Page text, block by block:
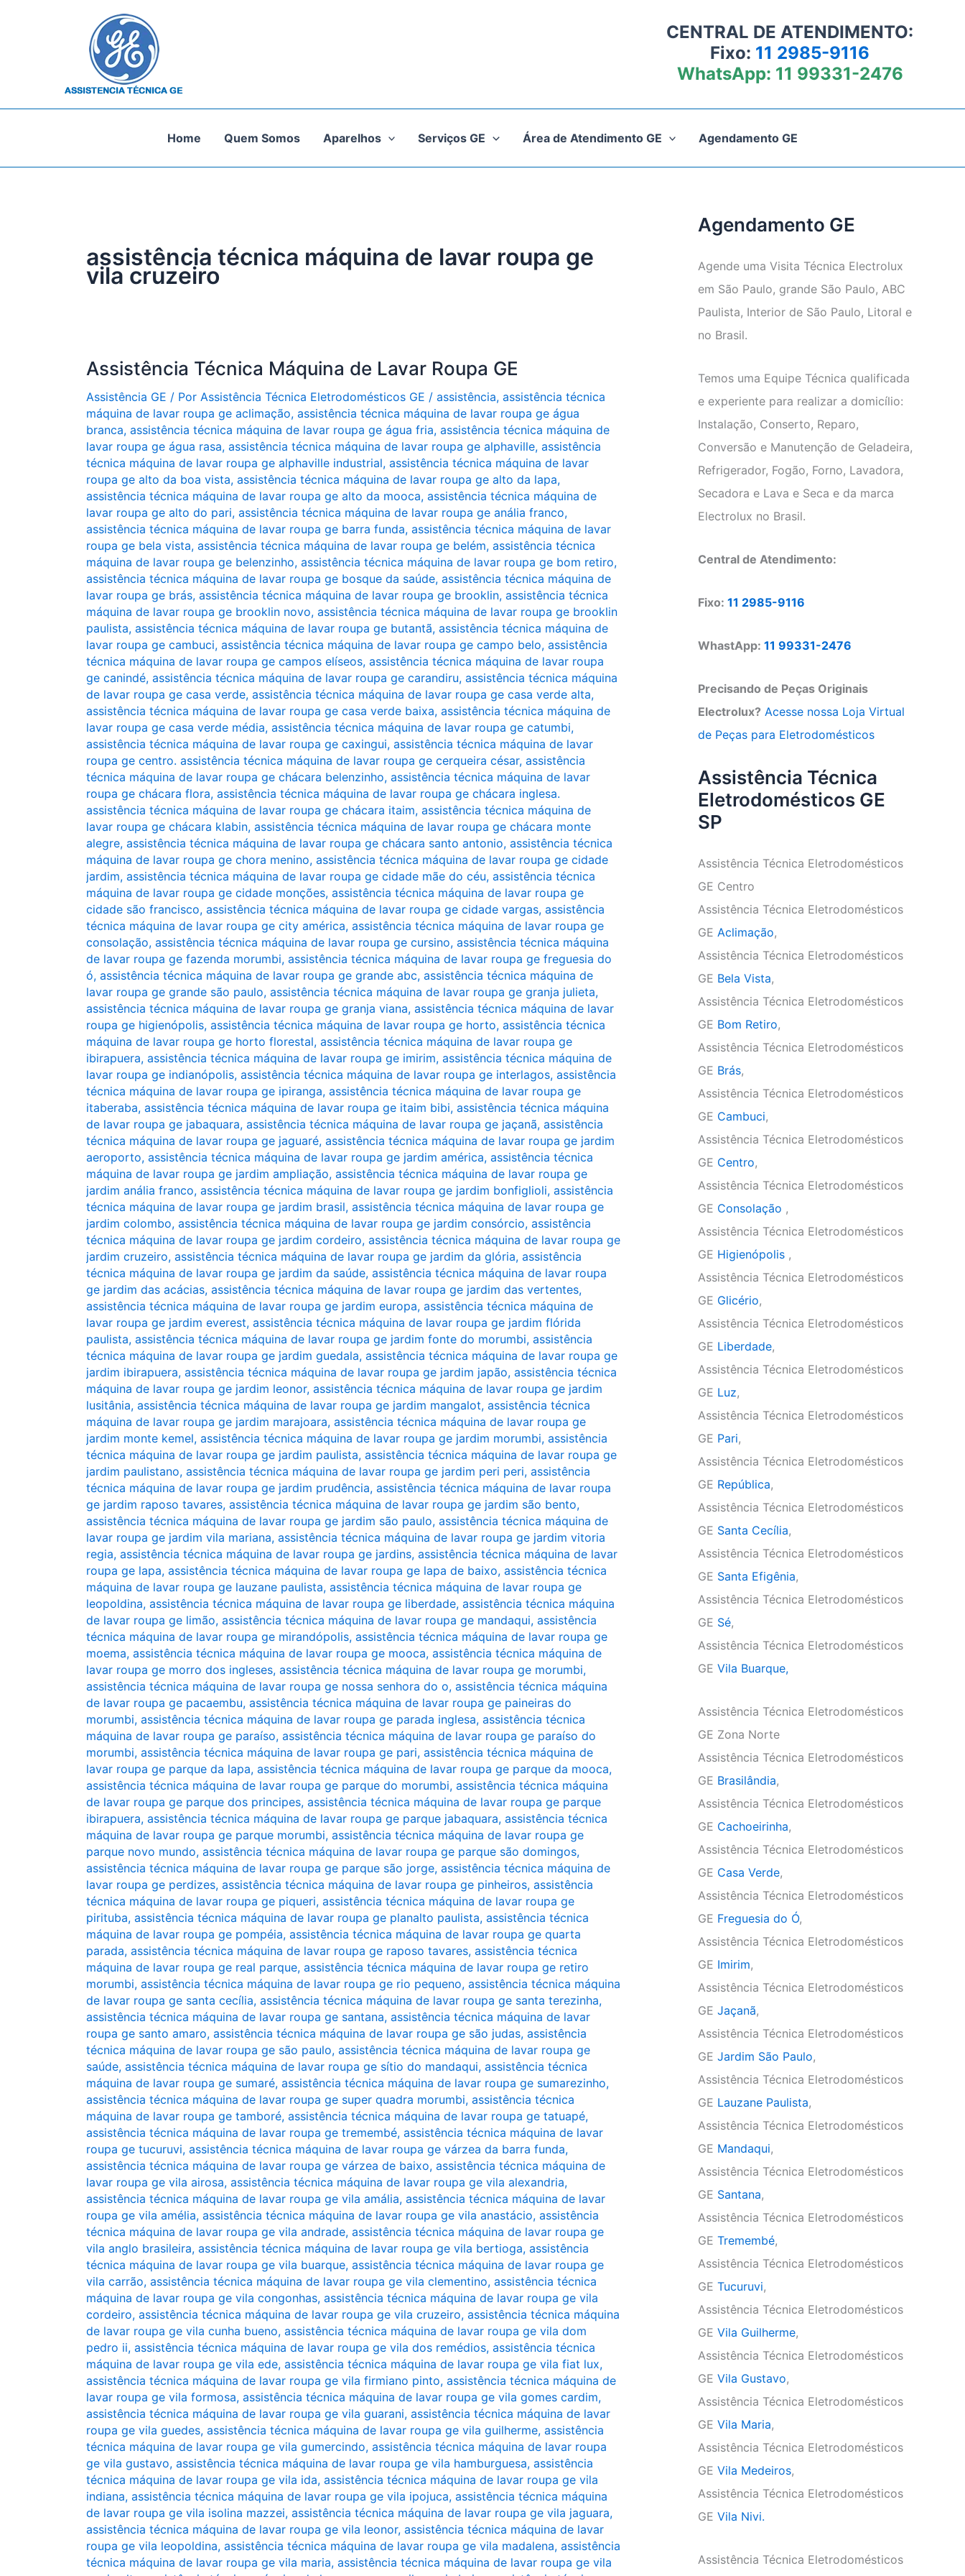
CENTRAL DE ATENDIMENTO:
Fixo: 11 2985-9116
WhatsApp: 11 99331-2476
Home Quem Somos Aparelhos Serviços GE Área de Atendimento GE Agendamento GE
assistência técnica máquina de lavar roupa ge
vila cruzeiro
Assistência Técnica Máquina de Lavar Roupa GE
Assistência GE / Por Assistência Técnica Eletrodomésticos GE / assistência, assistência técnica
máquina de lavar roupa ge aclimação, assistência técnica máquina de lavar roupa ge água
branca, assistência técnica máquina de lavar roupa ge água fria, assistência técnica máquina de
lavar roupa ge água rasa, assistência técnica máquina de lavar roupa ge alphaville, assistência
técnica máquina de lavar roupa ge alphaville industrial, assistência técnica máquina de lavar
roupa ge alto da boa vista, assistência técnica máquina de lavar roupa ge alto da lapa,
assistência técnica máquina de lavar roupa ge alto da mooca, assistência técnica máquina de
lavar roupa ge alto do pari, assistência técnica máquina de lavar roupa ge anália franco,
assistência técnica máquina de lavar roupa ge barra funda, assistência técnica máquina de lavar
roupa ge bela vista, assistência técnica máquina de lavar roupa ge belém, assistência técnica
máquina de lavar roupa ge belenzinho, assistência técnica máquina de lavar roupa ge bom retiro,
assistência técnica máquina de lavar roupa ge bosque da saúde, assistência técnica máquina de
lavar roupa ge brás, assistência técnica máquina de lavar roupa ge brooklin, assistência técnica
máquina de lavar roupa ge brooklin novo, assistência técnica máquina de lavar roupa ge brooklin
paulista, assistência técnica máquina de lavar roupa ge butantã, assistência técnica máquina de
lavar roupa ge cambuci, assistência técnica máquina de lavar roupa ge campo belo, assistência
técnica máquina de lavar roupa ge campos elíseos, assistência técnica máquina de lavar roupa
ge canindé, assistência técnica máquina de lavar roupa ge carandiru, assistência técnica máquina
de lavar roupa ge casa verde, assistência técnica máquina de lavar roupa ge casa verde alta,
assistência técnica máquina de lavar roupa ge casa verde baixa, assistência técnica máquina de
lavar roupa ge casa verde média, assistência técnica máquina de lavar roupa ge catumbi,
assistência técnica máquina de lavar roupa ge caxingui, assistência técnica máquina de lavar
roupa ge centro. assistência técnica máquina de lavar roupa ge cerqueira césar, assistência
técnica máquina de lavar roupa ge chácara belenzinho, assistência técnica máquina de lavar
roupa ge chácara flora, assistência técnica máquina de lavar roupa ge chácara inglesa.
assistência técnica máquina de lavar roupa ge chácara itaim, assistência técnica máquina de
lavar roupa ge chácara klabin, assistência técnica máquina de lavar roupa ge chácara monte
alegre, assistência técnica máquina de lavar roupa ge chácara santo antonio, assistência técnica
máquina de lavar roupa ge chora menino, assistência técnica máquina de lavar roupa ge cidade
jardim, assistência técnica máquina de lavar roupa ge cidade mãe do céu, assistência técnica
máquina de lavar roupa ge cidade monções, assistência técnica máquina de lavar roupa ge
cidade são francisco, assistência técnica máquina de lavar roupa ge cidade vargas, assistência
técnica máquina de lavar roupa ge city américa, assistência técnica máquina de lavar roupa ge
consolação, assistência técnica máquina de lavar roupa ge cursino, assistência técnica máquina
de lavar roupa ge fazenda morumbi, assistência técnica máquina de lavar roupa ge freguesia do
ó, assistência técnica máquina de lavar roupa ge grande abc, assistência técnica máquina de
lavar roupa ge grande são paulo, assistência técnica máquina de lavar roupa ge granja julieta,
assistência técnica máquina de lavar roupa ge granja viana, assistência técnica máquina de lavar
roupa ge higienópolis, assistência técnica máquina de lavar roupa ge horto, assistência técnica
máquina de lavar roupa ge horto florestal, assistência técnica máquina de lavar roupa ge
ibirapuera, assistência técnica máquina de lavar roupa ge imirim, assistência técnica máquina de
lavar roupa ge indianópolis, assistência técnica máquina de lavar roupa ge interlagos, assistência
técnica máquina de lavar roupa ge ipiranga, assistência técnica máquina de lavar roupa ge
itaberaba, assistência técnica máquina de lavar roupa ge itaim bibi, assistência técnica máquina
de lavar roupa ge jabaquara, assistência técnica máquina de lavar roupa ge jaçanã, assistência
técnica máquina de lavar roupa ge jaguaré, assistência técnica máquina de lavar roupa ge jardim
aeroporto, assistência técnica máquina de lavar roupa ge jardim américa, assistência técnica
máquina de lavar roupa ge jardim ampliação, assistência técnica máquina de lavar roupa ge
jardim anália franco, assistência técnica máquina de lavar roupa ge jardim bonfiglioli, assistência
técnica máquina de lavar roupa ge jardim brasil, assistência técnica máquina de lavar roupa ge
jardim colombo, assistência técnica máquina de lavar roupa ge jardim consórcio, assistência
técnica máquina de lavar roupa ge jardim cordeiro, assistência técnica máquina de lavar roupa ge
jardim cruzeiro, assistência técnica máquina de lavar roupa ge jardim da glória, assistência
técnica máquina de lavar roupa ge jardim da saúde, assistência técnica máquina de lavar roupa
ge jardim das acácias, assistência técnica máquina de lavar roupa ge jardim das vertentes,
assistência técnica máquina de lavar roupa ge jardim europa, assistência técnica máquina de
lavar roupa ge jardim everest, assistência técnica máquina de lavar roupa ge jardim flórida
paulista, assistência técnica máquina de lavar roupa ge jardim fonte do morumbi, assistência
técnica máquina de lavar roupa ge jardim guedala, assistência técnica máquina de lavar roupa ge
jardim ibirapuera, assistência técnica máquina de lavar roupa ge jardim japão, assistência técnica
máquina de lavar roupa ge jardim leonor, assistência técnica máquina de lavar roupa ge jardim
lusitânia, assistência técnica máquina de lavar roupa ge jardim mangalot, assistência técnica
máquina de lavar roupa ge jardim marajoara, assistência técnica máquina de lavar roupa ge
jardim monte kemel, assistência técnica máquina de lavar roupa ge jardim morumbi, assistência
técnica máquina de lavar roupa ge jardim paulista, assistência técnica máquina de lavar roupa ge
jardim paulistano, assistência técnica máquina de lavar roupa ge jardim peri peri, assistência
técnica máquina de lavar roupa ge jardim prudência, assistência técnica máquina de lavar roupa
ge jardim raposo tavares, assistência técnica máquina de lavar roupa ge jardim são bento,
assistência técnica máquina de lavar roupa ge jardim são paulo, assistência técnica máquina de
lavar roupa ge jardim vila mariana, assistência técnica máquina de lavar roupa ge jardim vitoria
regia, assistência técnica máquina de lavar roupa ge jardins, assistência técnica máquina de lavar
roupa ge lapa, assistência técnica máquina de lavar roupa ge lapa de baixo, assistência técnica
máquina de lavar roupa ge lauzane paulista, assistência técnica máquina de lavar roupa ge
leopoldina, assistência técnica máquina de lavar roupa ge liberdade, assistência técnica máquina
de lavar roupa ge limão, assistência técnica máquina de lavar roupa ge mandaqui, assistência
técnica máquina de lavar roupa ge mirandópolis, assistência técnica máquina de lavar roupa ge
moema, assistência técnica máquina de lavar roupa ge mooca, assistência técnica máquina de
lavar roupa ge morro dos ingleses, assistência técnica máquina de lavar roupa ge morumbi,
assistência técnica máquina de lavar roupa ge nossa senhora do o, assistência técnica máquina
de lavar roupa ge pacaembu, assistência técnica máquina de lavar roupa ge paineiras do
morumbi, assistência técnica máquina de lavar roupa ge parada inglesa, assistência técnica
máquina de lavar roupa ge paraíso, assistência técnica máquina de lavar roupa ge paraíso do
morumbi, assistência técnica máquina de lavar roupa ge pari, assistência técnica máquina de
lavar roupa ge parque da lapa, assistência técnica máquina de lavar roupa ge parque da mooca,
assistência técnica máquina de lavar roupa ge parque do morumbi, assistência técnica máquina
de lavar roupa ge parque dos principes, assistência técnica máquina de lavar roupa ge parque
ibirapuera, assistência técnica máquina de lavar roupa ge parque jabaquara, assistência técnica
máquina de lavar roupa ge parque morumbi, assistência técnica máquina de lavar roupa ge
parque novo mundo, assistência técnica máquina de lavar roupa ge parque são domingos,
assistência técnica máquina de lavar roupa ge parque são jorge, assistência técnica máquina de
lavar roupa ge perdizes, assistência técnica máquina de lavar roupa ge pinheiros, assistência
técnica máquina de lavar roupa ge piqueri, assistência técnica máquina de lavar roupa ge
pirituba, assistência técnica máquina de lavar roupa ge planalto paulista, assistência técnica
máquina de lavar roupa ge pompéia, assistência técnica máquina de lavar roupa ge quarta
parada, assistência técnica máquina de lavar roupa ge raposo tavares, assistência técnica
máquina de lavar roupa ge real parque, assistência técnica máquina de lavar roupa ge retiro
morumbi, assistência técnica máquina de lavar roupa ge rio pequeno, assistência técnica máquina
de lavar roupa ge santa cecília, assistência técnica máquina de lavar roupa ge santa terezinha,
assistência técnica máquina de lavar roupa ge santana, assistência técnica máquina de lavar
roupa ge santo amaro, assistência técnica máquina de lavar roupa ge são judas, assistência
técnica máquina de lavar roupa ge são paulo, assistência técnica máquina de lavar roupa ge
saúde, assistência técnica máquina de lavar roupa ge sítio do mandaqui, assistência técnica
máquina de lavar roupa ge sumaré, assistência técnica máquina de lavar roupa ge sumarezinho,
assistência técnica máquina de lavar roupa ge super quadra morumbi, assistência técnica
máquina de lavar roupa ge tamboré, assistência técnica máquina de lavar roupa ge tatuapé,
assistência técnica máquina de lavar roupa ge tremembé, assistência técnica máquina de lavar
roupa ge tucuruvi, assistência técnica máquina de lavar roupa ge várzea da barra funda,
assistência técnica máquina de lavar roupa ge várzea de baixo, assistência técnica máquina de
lavar roupa ge vila airosa, assistência técnica máquina de lavar roupa ge vila alexandria,
assistência técnica máquina de lavar roupa ge vila amália, assistência técnica máquina de lavar
roupa ge vila amélia, assistência técnica máquina de lavar roupa ge vila anastácio, assistência
técnica máquina de lavar roupa ge vila andrade, assistência técnica máquina de lavar roupa ge
vila anglo brasileira, assistência técnica máquina de lavar roupa ge vila bertioga, assistência
técnica máquina de lavar roupa ge vila buarque, assistência técnica máquina de lavar roupa ge
vila carrão, assistência técnica máquina de lavar roupa ge vila clementino, assistência técnica
máquina de lavar roupa ge vila congonhas, assistência técnica máquina de lavar roupa ge vila
cordeiro, assistência técnica máquina de lavar roupa ge vila cruzeiro, assistência técnica máquina
de lavar roupa ge vila cunha bueno, assistência técnica máquina de lavar roupa ge vila dom
pedro ii, assistência técnica máquina de lavar roupa ge vila dos remédios, assistência técnica
máquina de lavar roupa ge vila ede, assistência técnica máquina de lavar roupa ge vila fiat lux,
assistência técnica máquina de lavar roupa ge vila firmiano pinto, assistência técnica máquina de
lavar roupa ge vila formosa, assistência técnica máquina de lavar roupa ge vila gomes cardim,
assistência técnica máquina de lavar roupa ge vila guarani, assistência técnica máquina de lavar
roupa ge vila guedes, assistência técnica máquina de lavar roupa ge vila guilherme, assistência
técnica máquina de lavar roupa ge vila gumercindo, assistência técnica máquina de lavar roupa
ge vila gustavo, assistência técnica máquina de lavar roupa ge vila hamburguesa, assistência
técnica máquina de lavar roupa ge vila ida, assistência técnica máquina de lavar roupa ge vila
indiana, assistência técnica máquina de lavar roupa ge vila ipojuca, assistência técnica máquina
de lavar roupa ge vila isolina mazzei, assistência técnica máquina de lavar roupa ge vila jaguara,
assistência técnica máquina de lavar roupa ge vila leonor, assistência técnica máquina de lavar
roupa ge vila leopoldina, assistência técnica máquina de lavar roupa ge vila madalena, assistência
técnica máquina de lavar roupa ge vila maria, assistência técnica máquina de lavar roupa ge vila
Agendamento GE
Agende uma Visita Técnica Electrolux
em São Paulo, grande São Paulo, ABC
Paulista, Interior de São Paulo, Litoral e
no Brasil.
Temos uma Equipe Técnica qualificada
e experiente para realizar a domicílio:
Instalação, Conserto, Reparo,
Conversão e Manutenção de Geladeira,
Refrigerador, Fogão, Forno, Lavadora,
Secadora e Lava e Seca e da marca
Electrolux no Brasil.
Central de Atendimento:
Fixo: 11 2985-9116
WhastApp: 11 99331-2476
Precisando de Peças Originais
Electrolux? Acesse nossa Loja Virtual
de Peças para Eletrodomésticos
Assistência Técnica
Eletrodomésticos GE
SP
Assistência Técnica Eletrodomésticos
GE Centro
Assistência Técnica Eletrodomésticos
GE Aclimação,
Assistência Técnica Eletrodomésticos
GE Bela Vista,
Assistência Técnica Eletrodomésticos
GE Bom Retiro,
Assistência Técnica Eletrodomésticos
GE Brás,
Assistência Técnica Eletrodomésticos
GE Cambuci,
Assistência Técnica Eletrodomésticos
GE Centro,
Assistência Técnica Eletrodomésticos
GE Consolação ,
Assistência Técnica Eletrodomésticos
GE Higienópolis ,
Assistência Técnica Eletrodomésticos
GE Glicério,
Assistência Técnica Eletrodomésticos
GE Liberdade,
Assistência Técnica Eletrodomésticos
GE Luz,
Assistência Técnica Eletrodomésticos
GE Pari,
Assistência Técnica Eletrodomésticos
GE República,
Assistência Técnica Eletrodomésticos
GE Santa Cecília,
Assistência Técnica Eletrodomésticos
GE Santa Efigênia,
Assistência Técnica Eletrodomésticos
GE Sé,
Assistência Técnica Eletrodomésticos
GE Vila Buarque,
Assistência Técnica Eletrodomésticos
GE Zona Norte
Assistência Técnica Eletrodomésticos
GE Brasilândia,
Assistência Técnica Eletrodomésticos
GE Cachoeirinha,
Assistência Técnica Eletrodomésticos
GE Casa Verde,
Assistência Técnica Eletrodomésticos
GE Freguesia do Ó,
Assistência Técnica Eletrodomésticos
GE Imirim,
Assistência Técnica Eletrodomésticos
GE Jaçanã,
Assistência Técnica Eletrodomésticos
GE Jardim São Paulo,
Assistência Técnica Eletrodomésticos
GE Lauzane Paulista,
Assistência Técnica Eletrodomésticos
GE Mandaqui,
Assistência Técnica Eletrodomésticos
GE Santana,
Assistência Técnica Eletrodomésticos
GE Tremembé,
Assistência Técnica Eletrodomésticos
GE Tucuruvi,
Assistência Técnica Eletrodomésticos
GE Vila Guilherme,
Assistência Técnica Eletrodomésticos
GE Vila Gustavo,
Assistência Técnica Eletrodomésticos
GE Vila Maria,
Assistência Técnica Eletrodomésticos
GE Vila Medeiros,
Assistência Técnica Eletrodomésticos
GE Vila Nivi.
Assistência Técnica Eletrodomésticos